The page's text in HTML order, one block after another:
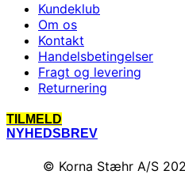
Kundeklub
Om os
Kontakt
Handelsbetingelser
Fragt og levering
Returnering
TILMELD
NYHEDSBREV
© Korna Stæhr A/S